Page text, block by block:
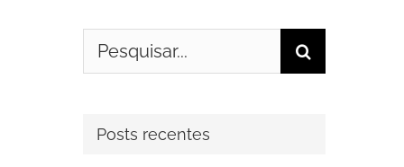
Buscar
Posts recentes